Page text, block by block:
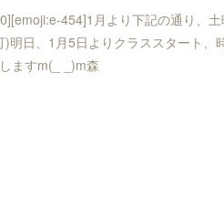
454]1月より下記の通り、
明日、1月5日よりクラススタート
ますm(_ _)m森